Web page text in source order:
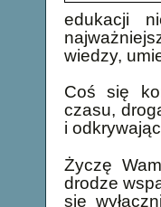
edukacji
wiedzy,
Coś się
czasu,
i
Życzę
drodze
się